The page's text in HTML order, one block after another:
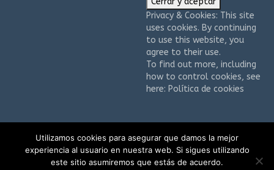
Privacy & Cookies: This site
uses cookies. By continuing
to use this website, you
agree to their use.
To find out more, including
how to control cookies, see
here: Política de cookies
© 2005 - 2026 LiNbertec . Todos los derechos reservados.
Política de Privacidad
Aviso Legal
Política de Cookies
Utilizamos cookies para asegurar que damos la mejor
experiencia al usuario en nuestra web. Si sigues utilizando
este sitio asumiremos que estás de acuerdo.